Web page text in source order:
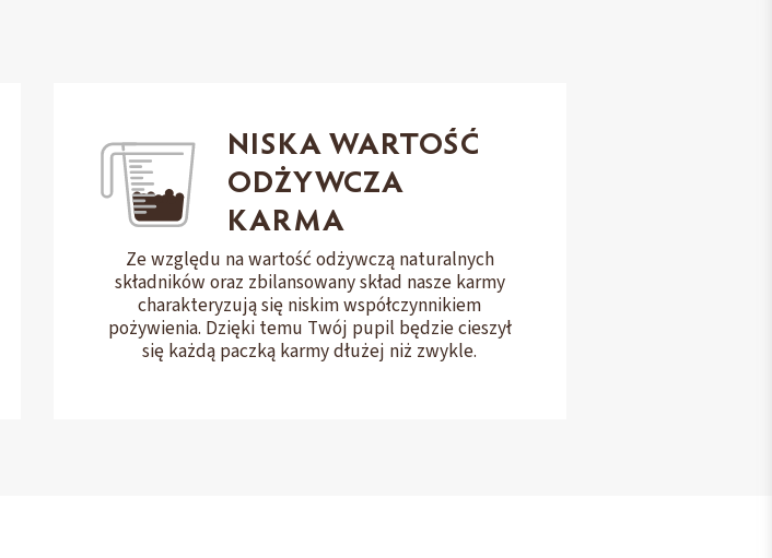
NISKA WARTOŚĆ
ODŻYWCZA
KARMA
Ze względu na wartość odżywczą naturalnych
składników oraz zbilansowany skład nasze karmy
charakteryzują się niskim współczynnikiem
pożywienia. Dzięki temu Twój pupil będzie cieszył
się każdą paczką karmy dłużej niż zwykle.